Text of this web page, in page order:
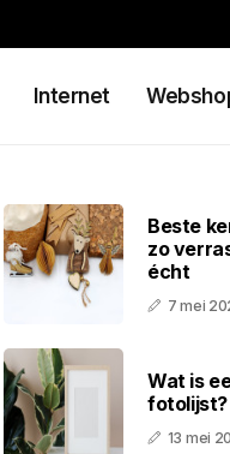
Internet
Beste
zo
écht
7 mei
Wat is
fotolijst?
13 mei